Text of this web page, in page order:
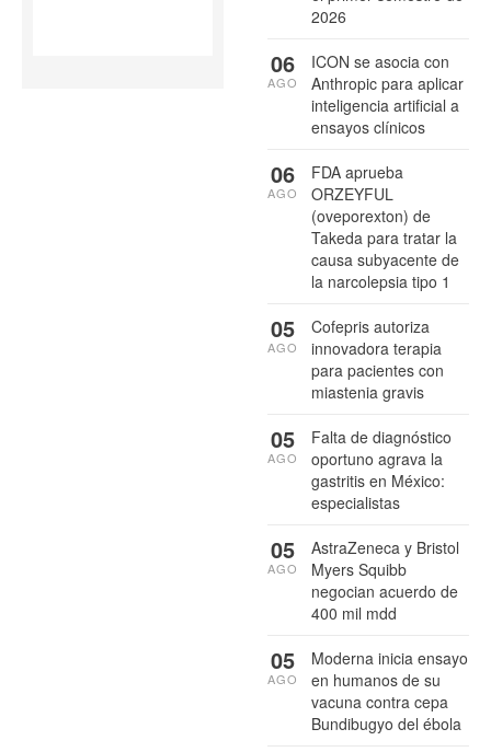
2026
ICON se asocia con
Anthropic para aplicar
inteligencia artificial a
ensayos clínicos
06
AGO
FDA aprueba
ORZEYFUL
(oveporexton) de
Takeda para tratar la
causa subyacente de
la narcolepsia tipo 1
06
AGO
Cofepris autoriza
innovadora terapia
para pacientes con
miastenia gravis
05
AGO
Falta de diagnóstico
oportuno agrava la
gastritis en México:
especialistas
05
AGO
AstraZeneca y Bristol
Myers Squibb
negocian acuerdo de
400 mil mdd
05
AGO
Moderna inicia ensayo
en humanos de su
vacuna contra cepa
Bundibugyo del ébola
05
AGO